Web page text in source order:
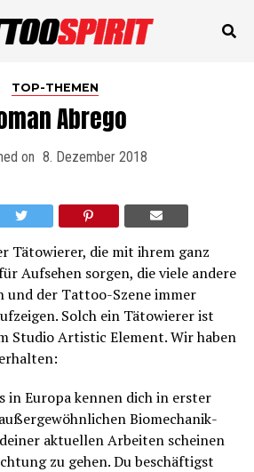
TOP-THEMEN
Abrego
on 8. Dezember 2018
Tätowierer, die mit ihrem ganz
Aufsehen sorgen, die viele andere
und der Tattoo-Szene immer
Solch ein Tätowierer ist
Studio Artistic Element. Wir haben
in Europa kennen dich in erster
Biomechanik-
aktuellen Arbeiten scheinen
zu gehen. Du beschäftigst